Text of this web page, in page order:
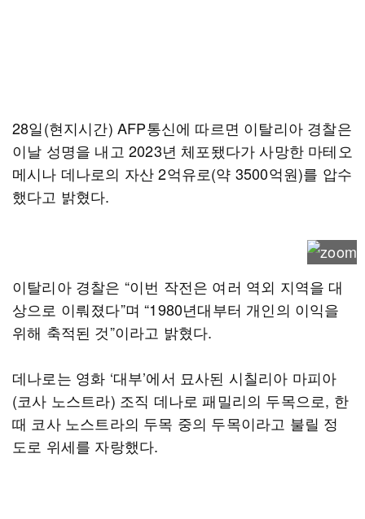
28일(현지시간) AFP통신에 따르면 이탈리아 경찰은
이날 성명을 내고 2023년 체포됐다가 사망한 마테오
메시나 데나로의 자산 2억유로(약 3500억원)를 압수
했다고 밝혔다.
이탈리아 경찰은 “이번 작전은 여러 역외 지역을 대
상으로 이뤄졌다”며 “1980년대부터 개인의 이익을
위해 축적된 것”이라고 밝혔다.
데나로는 영화 ‘대부’에서 묘사된 시칠리아 마피아
(코사 노스트라) 조직 데나로 패밀리의 두목으로, 한
때 코사 노스트라의 두목 중의 두목이라고 불릴 정
도로 위세를 자랑했다.